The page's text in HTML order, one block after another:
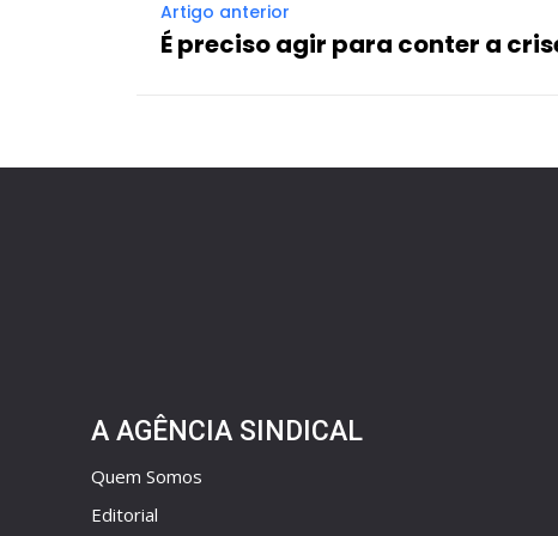
Artigo anterior
É preciso agir para conter a
A AGÊNCIA SINDICAL
Quem Somos
Editorial